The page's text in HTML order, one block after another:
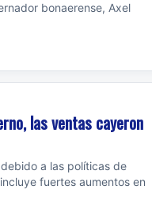
bonaerense, Axel
las ventas cayeron
a las políticas de
fuertes aumentos en